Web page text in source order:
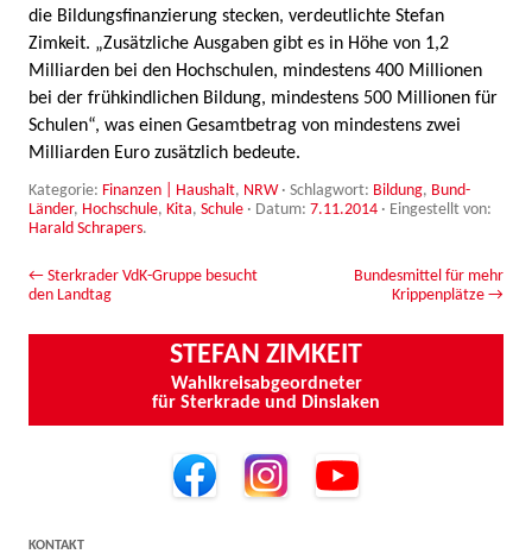
die Bildungsfinanzierung stecken, verdeutlichte Stefan
Zimkeit. „Zusätzliche Ausgaben gibt es in Höhe von 1,2
Milliarden bei den Hochschulen, mindestens 400 Millionen
bei der frühkindlichen Bildung, mindestens 500 Millionen für
Schulen“, was einen Gesamtbetrag von mindestens zwei
Milliarden Euro zusätzlich bedeute.
Kategorie: Finanzen | Haushalt, NRW· Schlagwort: Bildung, Bund-
Länder, Hochschule, Kita, Schule · Datum: 7.11.2014 · Eingestellt von:
Harald Schrapers.
Beitrags-Navigation
← Sterkrader VdK-Gruppe besucht
den Landtag
Bundesmittel für mehr
Krippenplätze →
STEFAN ZIMKEIT
Wahlkreisabgeordneter
für Sterkrade und Dinslaken
KONTAKT